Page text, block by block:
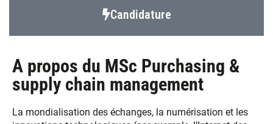
Candidature
A propos du MSc Purchasing &
supply chain management
La mondialisation des échanges, la numérisation et les